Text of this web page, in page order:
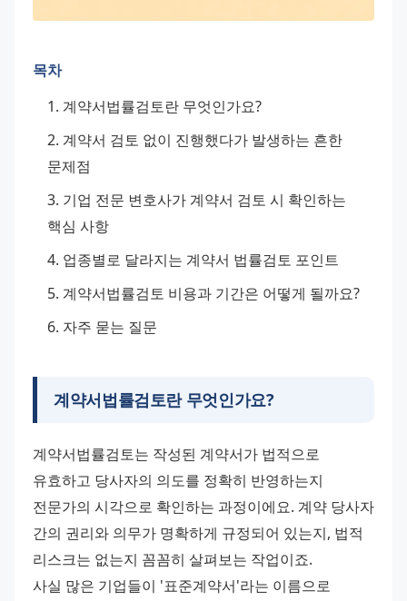
목차
계약서법률검토란 무엇인가요?
계약서 검토 없이 진행했다가 발생하는 흔한
문제점
기업 전문 변호사가 계약서 검토 시 확인하는
핵심 사항
업종별로 달라지는 계약서 법률검토 포인트
계약서법률검토 비용과 기간은 어떻게 될까요?
자주 묻는 질문
계약서법률검토란 무엇인가요?
계약서법률검토는 작성된 계약서가 법적으로
유효하고 당사자의 의도를 정확히 반영하는지
전문가의 시각으로 확인하는 과정이에요. 계약 당사자
간의 권리와 의무가 명확하게 규정되어 있는지, 법적
리스크는 없는지 꼼꼼히 살펴보는 작업이죠.
사실 많은 기업들이 '표준계약서'라는 이름으로